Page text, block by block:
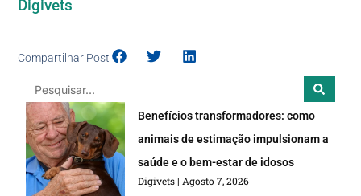
Digivets
Compartilhar Post
Benefícios transformadores: como
animais de estimação impulsionam a
saúde e o bem-estar de idosos
Digivets Agosto 7, 2026